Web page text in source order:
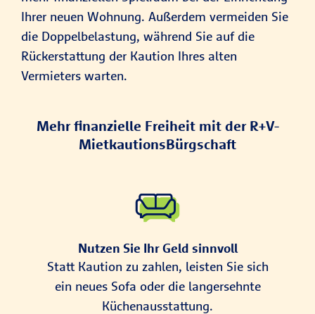
Ihrer neuen Wohnung. Außerdem vermeiden Sie
die Doppelbelastung, während Sie auf die
Rückerstattung der Kaution Ihres alten
Vermieters warten.
Mehr finanzielle Freiheit mit der R+V-
MietkautionsBürgschaft
Nutzen Sie Ihr Geld sinnvoll
Statt Kaution zu zahlen, leisten Sie sich
ein neues Sofa oder die langersehnte
Küchenausstattung.